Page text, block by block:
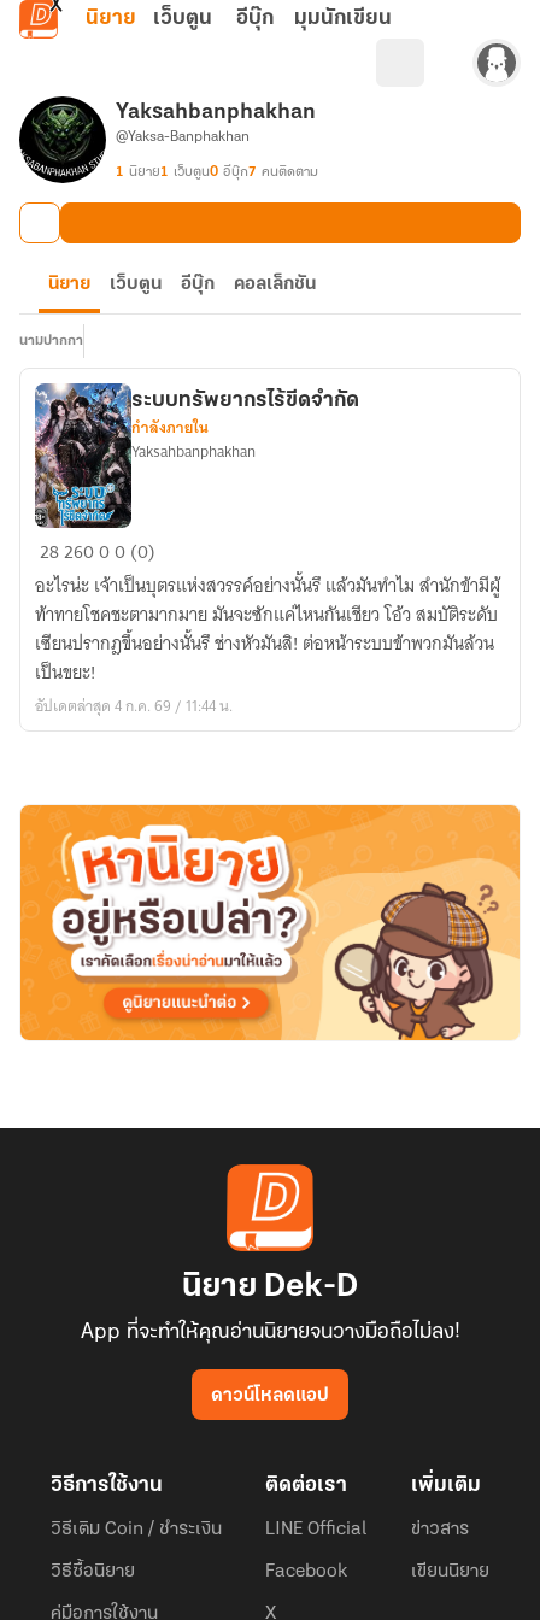
ข้ามไปยังเนื้อหาหลัก
นิยาย เว็บตูน อีบุ๊ก มุมนักเขียน
Yaksahbanphakhan
@Yaksa-Banphakhan
1 นิยาย1 เว็บตูน0 อีบุ๊ก7 คนติดตาม
นิยาย เว็บตูน อีบุ๊ก คอลเล็กชัน
นามปากกา
ระบบ
ทรัพยากร
ไร้
ขีด
จำกัด
ระบบทรัพยากรไร้ขีดจำกัด
กำลังภายใน
Yaksahbanphakhan
2826000 (0)
อะไรน่ะ เจ้าเป็นบุตรแห่งสวรรค์อย่างนั้นรึ แล้วมันทำไม สำนักข้ามีผู้
ท้าทายโชคชะตามากมาย มันจะซักแค่ไหนกันเชียว โอ้ว สมบัติระดับ
เซียนปรากฎขึ้นอย่างนั้นรึ ช่างหัวมันสิ! ต่อหน้าระบบข้าพวกมันล้วน
เป็นขยะ!
อัปเดตล่าสุด 4 ก.ค. 69 / 11:44 น.
นิยาย Dek-D
App ที่จะทำให้คุณอ่านนิยายจนวางมือถือไม่ลง!
ดาวน์โหลดแอป
วิธีการใช้งาน
วิธีเติม Coin / ชำระเงิน
วิธีซื้อนิยาย
คู่มือการใช้งาน
ติดต่อเรา
LINE Official
Facebook
X
เพิ่มเติม
ข่าวสาร
เขียนนิยาย